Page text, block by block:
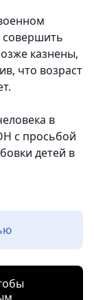
совершить
казнены,
что возраст
в
с просьбой
детей в